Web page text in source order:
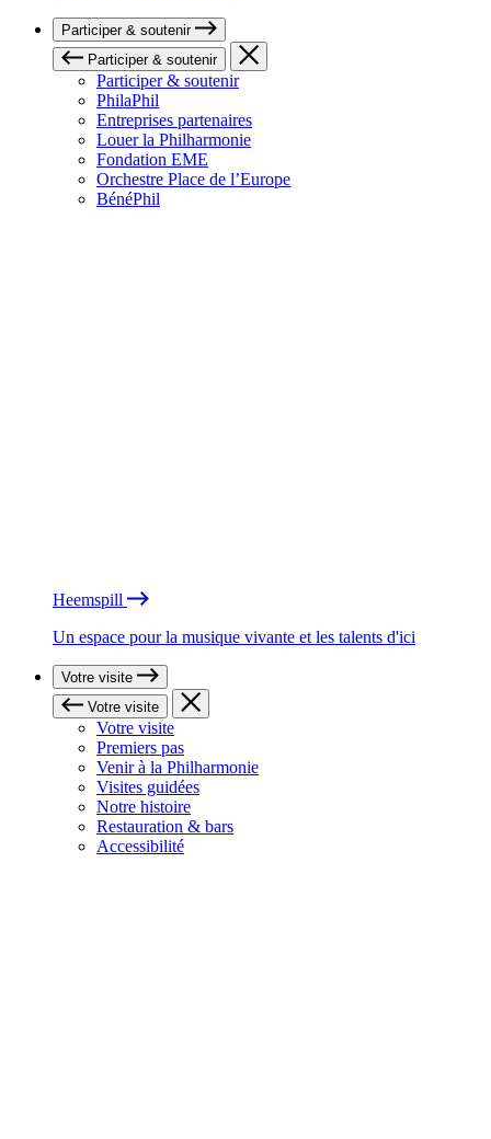
Participer & soutenir
Participer & soutenir
Participer & soutenir
PhilaPhil
Entreprises partenaires
Louer la Philharmonie
Fondation EME
Orchestre Place de l’Europe
BénéPhil
Heemspill
Un espace pour la musique vivante et les talents d'ici
Votre visite
Votre visite
Votre visite
Premiers pas
Venir à la Philharmonie
Visites guidées
Notre histoire
Restauration & bars
Accessibilité